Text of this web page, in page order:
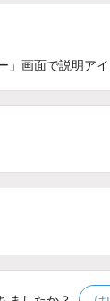
」画面で説明ア